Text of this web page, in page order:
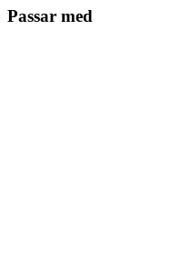
Passar med